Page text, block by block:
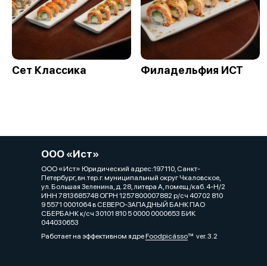
Сет Классика Филадельфия ИСТ
ООО «Ист»
ООО «Ист» Юридический адрес:197110, Санкт-
Петербург, вн.тер.г. муниципальный округ Чкаловское,
ул. Большая Зеленина, д. 28, литера А, помещ./каб. 4-Н/2
ИНН 7813685748 ОГРН 1257800007882 р/сч 40702 810
9 5571 0001064 в СЕВЕРО-ЗАПАДНЫЙ БАНК ПАО
СБЕРБАНК к/сч 30101 810 5 0000 0000653 БИК
044030653
Работает на эффективном ядреFoodpicássover. 3.2